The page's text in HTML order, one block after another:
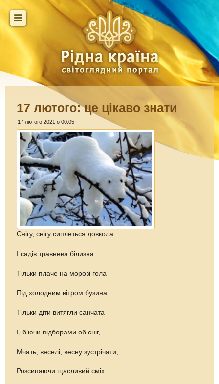
17 лютого: це цікаво знати
17 лютого 2021 о 00:05
Снігу, снігу сиплеться довкола.
І садів травнева білизна.
Тільки плаче на морозі гола
Під холодним вітром бузина.
Тільки діти витягли санчата
І, б’ючи підборами об сніг,
Мчать, веселі, весну зустрічати,
Розсипаючи щасливий сміх.